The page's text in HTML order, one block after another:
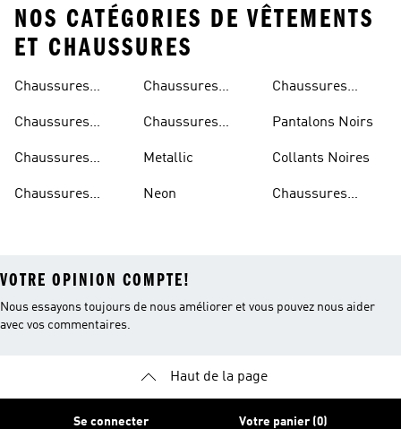
NOS CATÉGORIES DE VÊTEMENTS
ET CHAUSSURES
Chaussures
Chaussures
Chaussures
Chaussures
Chaussures
Chaussures
Metallic
Neon
Chaussures
Pantalons Noirs
Collants Noires
Chaussures
VOTRE OPINION COMPTE!
Nous essayons toujours de nous améliorer et vous pouvez nous aider
avec vos commentaires.
Haut de la page
Se connecter Votre panier (0)